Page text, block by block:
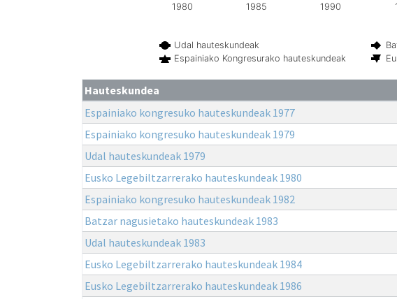
Udal hauteskundeak
Espainiako Kongresurako hauteskundeak
1980 1985 1990
Hauteskundea
Espainiako kongresuko hauteskundeak 1977
Espainiako kongresuko hauteskundeak 1979
Udal hauteskundeak 1979
Eusko Legebiltzarrerako hauteskundeak 1980
Espainiako kongresuko hauteskundeak 1982
Batzar nagusietako hauteskundeak 1983
Udal hauteskundeak 1983
Eusko Legebiltzarrerako hauteskundeak 1984
Eusko Legebiltzarrerako hauteskundeak 1986